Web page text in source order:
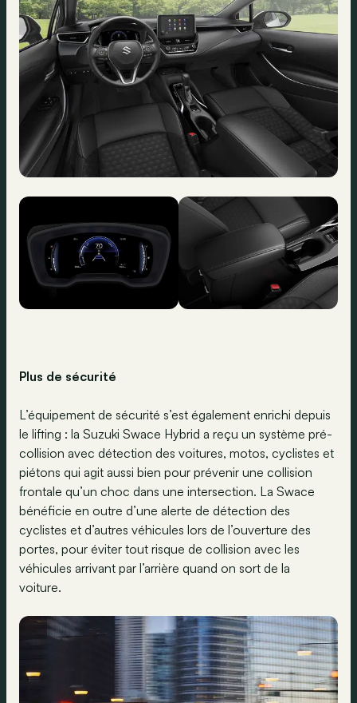
Plus de sécurité
L’équipement de sécurité s’est également enrichi depuis
le lifting : la Suzuki Swace Hybrid a reçu un système pré-
collision avec détection des voitures, motos, cyclistes et
piétons qui agit aussi bien pour prévenir une collision
frontale qu’un choc dans une intersection. La Swace
bénéficie en outre d’une alerte de détection des
cyclistes et d’autres véhicules lors de l’ouverture des
portes, pour éviter tout risque de collision avec les
véhicules arrivant par l’arrière quand on sort de la
voiture.